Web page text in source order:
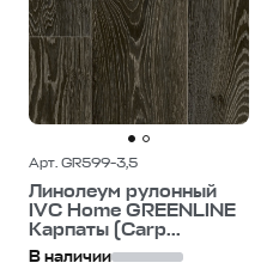
Арт. GR599-3,5
Линолеум рулонный
IVC Home GREENLINE
Карпаты (Carp...
В наличии